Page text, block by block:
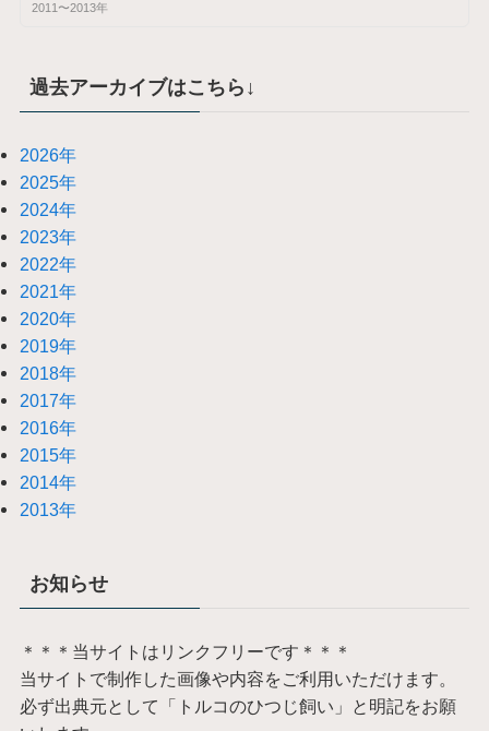
2011〜2013年
過去アーカイブはこちら↓
2026年
2025年
2024年
2023年
2022年
2021年
2020年
2019年
2018年
2017年
2016年
2015年
2014年
2013年
お知らせ
＊＊＊当サイトはリンクフリーです＊＊＊
当サイトで制作した画像や内容をご利用いただけます。
必ず出典元として「トルコのひつじ飼い」と明記をお願